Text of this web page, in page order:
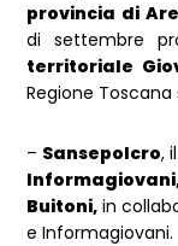
provincia di
di settembre
territoriale
Regione
– Sansepolcro, il
Informagiovani,
Buitoni, in
e Informagiovani.